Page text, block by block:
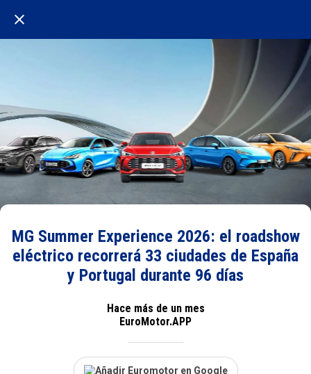
MG Summer Experience 2026: el roadshow
eléctrico recorrerá 33 ciudades de España
y Portugal durante 96 días
Hace más de un mes
EuroMotor.APP
Añadir Euromotor en Google